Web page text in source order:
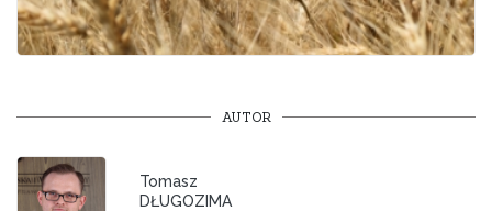
AUTOR
Tomasz
DŁUGOZIMA